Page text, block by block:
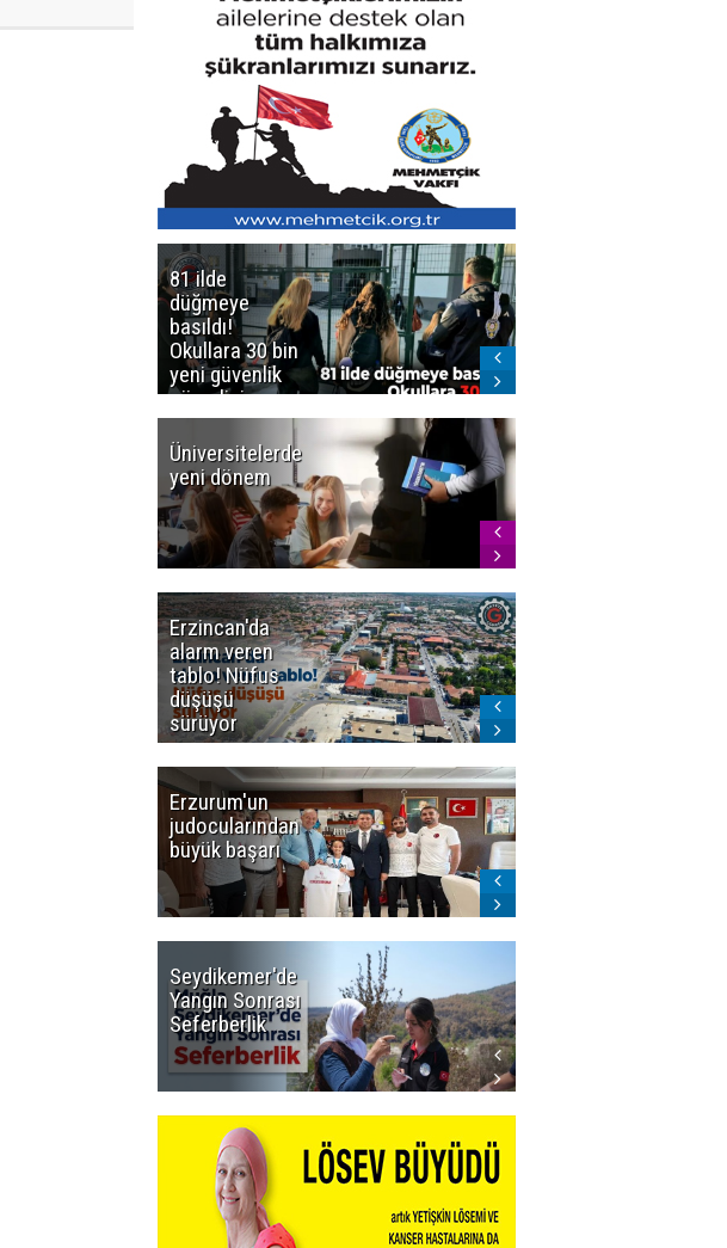
81 ilde
düğmeye
basıldı!
Okullara 30 bin
yeni güvenlik
görevlisi
Üniversitelerde
yeni dönem
Erzincan'da
alarm veren
tablo! Nüfus
düşüşü
sürüyor
Erzurum'un
judocularından
büyük başarı
Seydikemer'de
Yangın Sonrası
Seferberlik